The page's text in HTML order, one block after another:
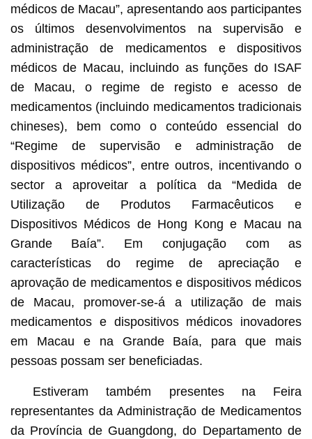
médicos de Macau”, apresentando aos participantes
os últimos desenvolvimentos na supervisão e
administração de medicamentos e dispositivos
médicos de Macau, incluindo as funções do ISAF
de Macau, o regime de registo e acesso de
medicamentos (incluindo medicamentos tradicionais
chineses), bem como o conteúdo essencial do
“Regime de supervisão e administração de
dispositivos médicos”, entre outros, incentivando o
sector a aproveitar a política da “Medida de
Utilização de Produtos Farmacêuticos e
Dispositivos Médicos de Hong Kong e Macau na
Grande Baía”. Em conjugação com as
características do regime de apreciação e
aprovação de medicamentos e dispositivos médicos
de Macau, promover-se-á a utilização de mais
medicamentos e dispositivos médicos inovadores
em Macau e na Grande Baía, para que mais
pessoas possam ser beneficiadas.
Estiveram também presentes na Feira
representantes da Administração de Medicamentos
da Província de Guangdong, do Departamento de